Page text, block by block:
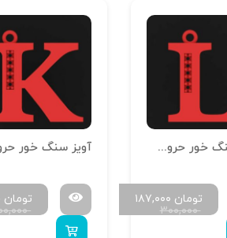
آویز سنگ خور حروف سایز کوچک H-MAYA-S-12
۳۰۰,۰۰۰
۱۸۷,۰۰۰ تومان تومان